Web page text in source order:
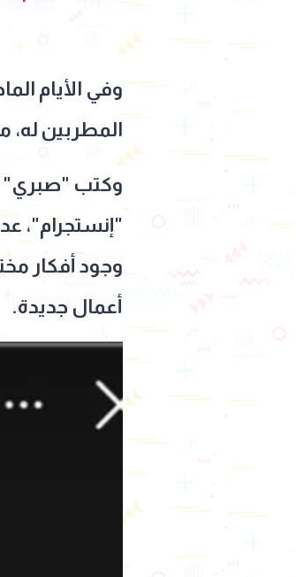
وفي الأيام
المطربين له،
وكتب "صبري"
"إنستجرام"،
وجود أفكار
أعمال جديدة.